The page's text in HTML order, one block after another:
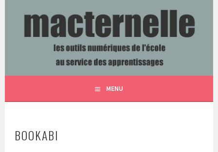
MACTERNELLE
LES OUTILS NUMÉRIQUES DE L'ÉCOLE AU SERVICE DES
MENU
BOOKABI